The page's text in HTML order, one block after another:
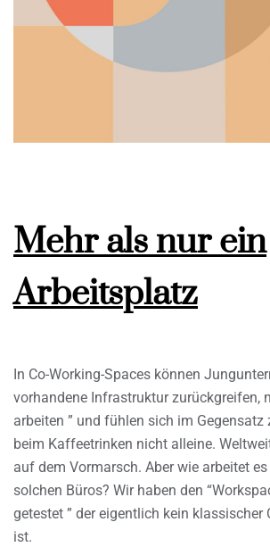
Mehr als nur ein
Arbeitsplatz
In Co-Working-Spaces können
vorhandene Infrastruktur zurückgreifen,
arbeiten ” und fühlen sich im Gegensatz
beim Kaffeetrinken nicht alleine.
auf dem Vormarsch. Aber wie arbeitet
solchen Büros? Wir haben den
getestet ” der eigentlich kein klassischer
ist.